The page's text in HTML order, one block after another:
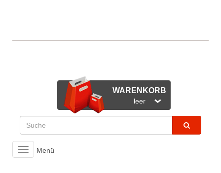
WARENKORB
leer
Toggle
navigation
Menü